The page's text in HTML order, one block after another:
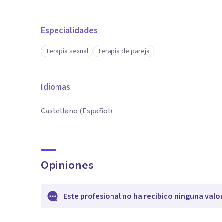
Especialidades
Terapia sexual Terapia de pareja
Idiomas
Castellano (Español)
Opiniones
Este profesional no ha recibido ninguna